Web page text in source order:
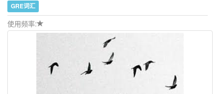
GRE词汇
使用频率: